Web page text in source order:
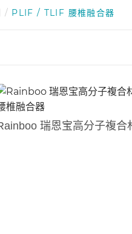
/ PLIF / TLIF 腰椎融合器